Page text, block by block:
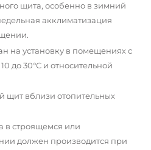
щита, особенно в зимний
акклиматизация
на установку в помещениях с
до 30°С и относительной
щит вблизи отопительных
в строящемся или
должен производится при